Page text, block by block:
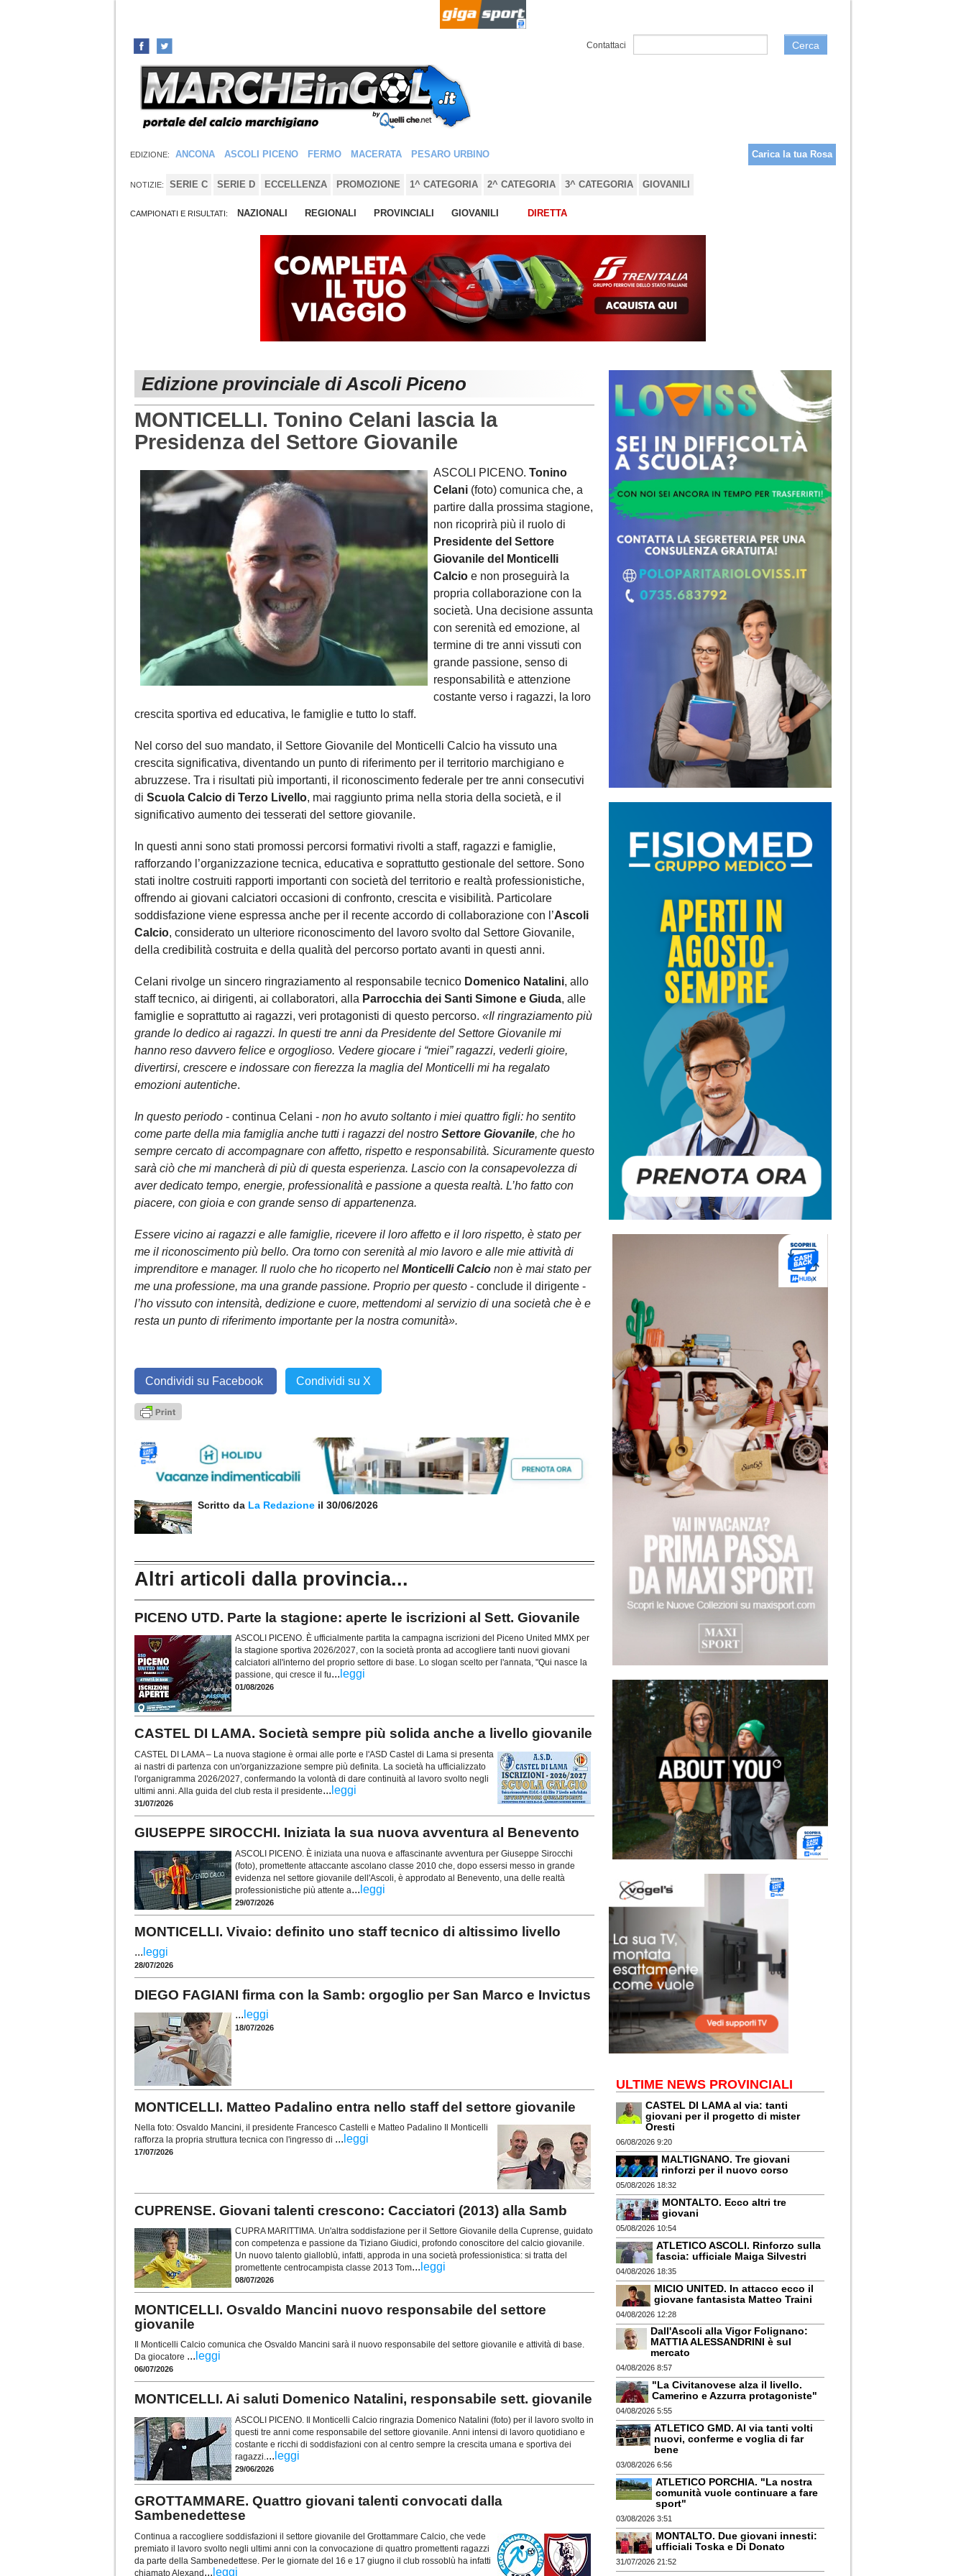
Contattaci Cerca
EDIZIONE: ANCONA ASCOLI PICENO FERMO MACERATA PESARO URBINO Carica la tua Rosa
NOTIZIE: SERIE C SERIE D ECCELLENZA PROMOZIONE 1^ CATEGORIA 2^ CATEGORIA 3^ CATEGORIA GIOVANILI
CAMPIONATI E RISULTATI: NAZIONALI REGIONALI PROVINCIALI GIOVANILI DIRETTA
Edizione provinciale di Ascoli Piceno
MONTICELLI. Tonino Celani lascia la
Presidenza del Settore Giovanile
ASCOLI PICENO. Tonino
Celani (foto) comunica che, a
partire dalla prossima stagione,
non ricoprirà più il ruolo di
Presidente del Settore
Giovanile del Monticelli
Calcio e non proseguirà la
propria collaborazione con la
società. Una decisione assunta
con serenità ed emozione, al
termine di tre anni vissuti con
grande passione, senso di
responsabilità e attenzione
costante verso i ragazzi, la loro
crescita sportiva ed educativa, le famiglie e tutto lo staff.
Nel corso del suo mandato, il Settore Giovanile del Monticelli Calcio ha vissuto una
crescita significativa, diventando un punto di riferimento per il territorio marchigiano e
abruzzese. Tra i risultati più importanti, il riconoscimento federale per tre anni consecutivi
di Scuola Calcio di Terzo Livello, mai raggiunto prima nella storia della società, e il
significativo aumento dei tesserati del settore giovanile.
In questi anni sono stati promossi percorsi formativi rivolti a staff, ragazzi e famiglie,
rafforzando l’organizzazione tecnica, educativa e soprattutto gestionale del settore. Sono
stati inoltre costruiti rapporti importanti con società del territorio e realtà professionistiche,
offrendo ai giovani calciatori occasioni di confronto, crescita e visibilità. Particolare
soddisfazione viene espressa anche per il recente accordo di collaborazione con l’Ascoli
Calcio, considerato un ulteriore riconoscimento del lavoro svolto dal Settore Giovanile,
della credibilità costruita e della qualità del percorso portato avanti in questi anni.
Celani rivolge un sincero ringraziamento al responsabile tecnico Domenico Natalini, allo
staff tecnico, ai dirigenti, ai collaboratori, alla Parrocchia dei Santi Simone e Giuda, alle
famiglie e soprattutto ai ragazzi, veri protagonisti di questo percorso. «Il ringraziamento più
grande lo dedico ai ragazzi. In questi tre anni da Presidente del Settore Giovanile mi
hanno reso davvero felice e orgoglioso. Vedere giocare i “miei” ragazzi, vederli gioire,
divertirsi, crescere e indossare con fierezza la maglia del Monticelli mi ha regalato
emozioni autentiche.
In questo periodo - continua Celani - non ho avuto soltanto i miei quattro figli: ho sentito
come parte della mia famiglia anche tutti i ragazzi del nostro Settore Giovanile, che ho
sempre cercato di accompagnare con affetto, rispetto e responsabilità. Sicuramente questo
sarà ciò che mi mancherà di più di questa esperienza. Lascio con la consapevolezza di
aver dedicato tempo, energie, professionalità e passione a questa realtà. L’ho fatto con
piacere, con gioia e con grande senso di appartenenza.
Essere vicino ai ragazzi e alle famiglie, ricevere il loro affetto e il loro rispetto, è stato per
me il riconoscimento più bello. Ora torno con serenità al mio lavoro e alle mie attività di
imprenditore e manager. Il ruolo che ho ricoperto nel Monticelli Calcio non è mai stato per
me una professione, ma una grande passione. Proprio per questo - conclude il dirigente -
l’ho vissuto con intensità, dedizione e cuore, mettendomi al servizio di una società che è e
resta un punto di riferimento importante per la nostra comunità».
Condividi su Facebook Condividi su X
Scritto da La Redazione il 30/06/2026
Altri articoli dalla provincia...
PICENO UTD. Parte la stagione: aperte le iscrizioni al Sett. Giovanile
ASCOLI PICENO. È ufficialmente partita la campagna iscrizioni del Piceno United MMX per
la stagione sportiva 2026/2027, con la società pronta ad accogliere tanti nuovi giovani
calciatori all'interno del proprio settore di base. Lo slogan scelto per l'annata, "Qui nasce la
passione, qui cresce il fu... leggi
01/08/2026
CASTEL DI LAMA. Società sempre più solida anche a livello giovanile
CASTEL DI LAMA – La nuova stagione è ormai alle porte e l'ASD Castel di Lama si presenta
ai nastri di partenza con un'organizzazione sempre più definita. La società ha ufficializzato
l'organigramma 2026/2027, confermando la volontà di dare continuità al lavoro svolto negli
ultimi anni. Alla guida del club resta il presidente... leggi
31/07/2026
GIUSEPPE SIROCCHI. Iniziata la sua nuova avventura al Benevento
ASCOLI PICENO. È iniziata una nuova e affascinante avventura per Giuseppe Sirocchi
(foto), promettente attaccante ascolano classe 2010 che, dopo essersi messo in grande
evidenza nel settore giovanile dell'Ascoli, è approdato al Benevento, una delle realtà
professionistiche più attente a... leggi
29/07/2026
MONTICELLI. Vivaio: definito uno staff tecnico di altissimo livello
... leggi
28/07/2026
DIEGO FAGIANI firma con la Samb: orgoglio per San Marco e Invictus
... leggi
18/07/2026
MONTICELLI. Matteo Padalino entra nello staff del settore giovanile
Nella foto: Osvaldo Mancini, il presidente Francesco Castelli e Matteo Padalino Il Monticelli
rafforza la propria struttura tecnica con l'ingresso di ... leggi
17/07/2026
CUPRENSE. Giovani talenti crescono: Cacciatori (2013) alla Samb
CUPRA MARITTIMA. Un'altra soddisfazione per il Settore Giovanile della Cuprense, guidato
con competenza e passione da Tiziano Giudici, profondo conoscitore del calcio giovanile.
Un nuovo talento gialloblù, infatti, approda in una società professionistica: si tratta del
promettente centrocampista classe 2013 Tom... leggi
08/07/2026
MONTICELLI. Osvaldo Mancini nuovo responsabile del settore
giovanile
Il Monticelli Calcio comunica che Osvaldo Mancini sarà il nuovo responsabile del settore giovanile e attività di base.
Da giocatore ... leggi
06/07/2026
MONTICELLI. Ai saluti Domenico Natalini, responsabile sett. giovanile
ASCOLI PICENO. Il Monticelli Calcio ringrazia Domenico Natalini (foto) per il lavoro svolto in
questi tre anni come responsabile del settore giovanile. Anni intensi di lavoro quotidiano e
costante e ricchi di soddisfazioni con al centro sempre la crescita umana e sportiva dei
ragazzi. ... leggi
29/06/2026
GROTTAMMARE. Quattro giovani talenti convocati dalla
Sambenedettese
Continua a raccogliere soddisfazioni il settore giovanile del Grottammare Calcio, che vede
premiato il lavoro svolto negli ultimi anni con la convocazione di quattro promettenti ragazzi
da parte della Sambenedettese. Per le giornate del 16 e 17 giugno il club rossoblù ha infatti
chiamato Alexand... leggi
ULTIME NEWS PROVINCIALI
CASTEL DI LAMA al via: tanti
giovani per il progetto di mister
Oresti
06/08/2026 9:20
MALTIGNANO. Tre giovani
rinforzi per il nuovo corso
05/08/2026 18:32
MONTALTO. Ecco altri tre
giovani
05/08/2026 10:54
ATLETICO ASCOLI. Rinforzo sulla
fascia: ufficiale Maiga Silvestri
04/08/2026 18:35
MICIO UNITED. In attacco ecco il
giovane fantasista Matteo Traini
04/08/2026 12:28
Dall'Ascoli alla Vigor Folignano:
MATTIA ALESSANDRINI è sul
mercato
04/08/2026 8:57
"La Civitanovese alza il livello.
Camerino e Azzurra protagoniste"
04/08/2026 5:55
ATLETICO GMD. Al via tanti volti
nuovi, conferme e voglia di far
bene
03/08/2026 6:56
ATLETICO PORCHIA. "La nostra
comunità vuole continuare a fare
sport"
03/08/2026 3:51
MONTALTO. Due giovani innesti:
ufficiali Toska e Di Donato
31/07/2026 21:52